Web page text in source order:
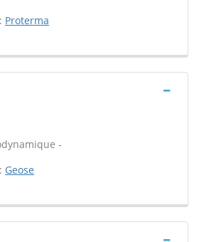
Proterma
-
Geose